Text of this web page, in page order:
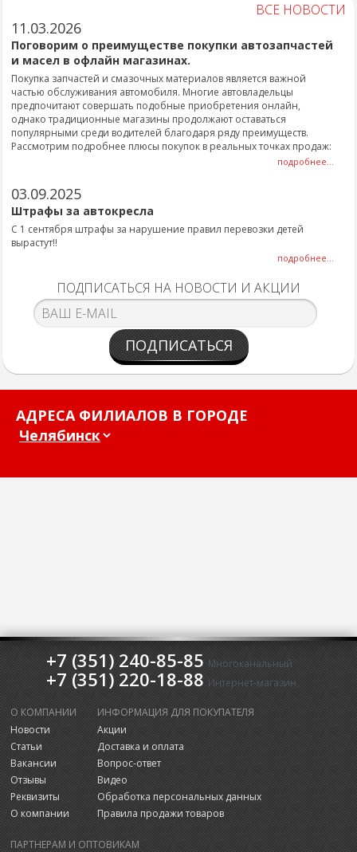
ВСЕ НОВОСТИ
11.03.2026
Поговорим о преимуществе покупки автозапчастей
и масел в офлайн магазинах.
Покупка запчастей и смазочных материалов является важной
частью обслуживания автомобиля. Многие автовладельцы
предпочитают совершать подобные приобретения онлайн,
однако традиционные магазины продолжают оставаться
популярными среди водителей благодаря ряду преимуществ.
Рассмотрим подробнее плюсы покупок в реальных точках продаж:
подробнее...
03.09.2025
Штрафы за автокресла
С 1 сентября штрафы за нарушение правил перевозки детей
вырастут!!
подробнее...
ПОДПИСАТЬСЯ НА НОВОСТИ И АКЦИИ
ПОДПИСАТЬСЯ
АДРЕСА ФИЛИАЛОВ В ГОРОДЕ
+7 (351) 240-85-85 Многоканальный
+7 (351) 220-18-88 Интернет-магазин
О КОМПАНИИ
Новости
Статьи
Вакансии
Отзывы
Реквизиты
О компании
ИНФОРМАЦИЯ ДЛЯ ПОКУПАТЕЛЯ
Акции
Доставка и оплата
Вопрос-ответ
Видео
Обработка персональных данных
Правила продажи товаров
ПАРТНЕРАМ И ОПТОВИКАМ